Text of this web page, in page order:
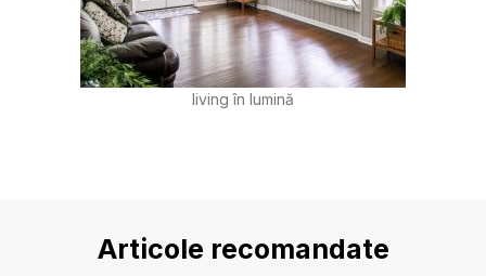
living în lumină
Articole recomandate